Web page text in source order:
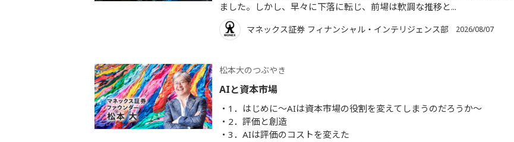
ました。しかし、早々に下落に転じ、前場は軟調な推移と...
マネックス証券 フィナンシャル・インテリジェンス部 2026/08/07
松本大のつぶやき
AIと資本市場
1．はじめに〜AIは資本市場の役割を変えてしまうのだろうか〜
2．評価と創造
3．AIは評価のコストを変えた